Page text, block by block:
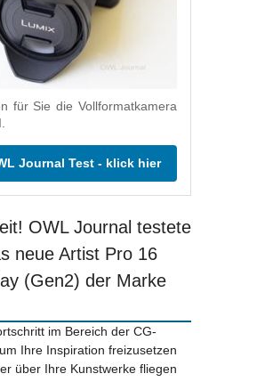
für Sie die Vollformatkamera
Journal Test - klick hier
OWL Journal testete
neue Artist Pro 16
(Gen2) der Marke
im Bereich der CG-
Ihre Inspiration freizusetzen
über Ihre Kunstwerke fliegen